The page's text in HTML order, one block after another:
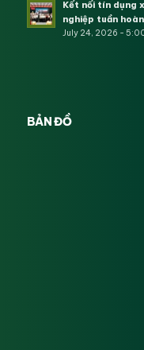
Kết nối tín dụng
nghiệp tuần hoàn
July 24, 2026 -
BẢN ĐỒ